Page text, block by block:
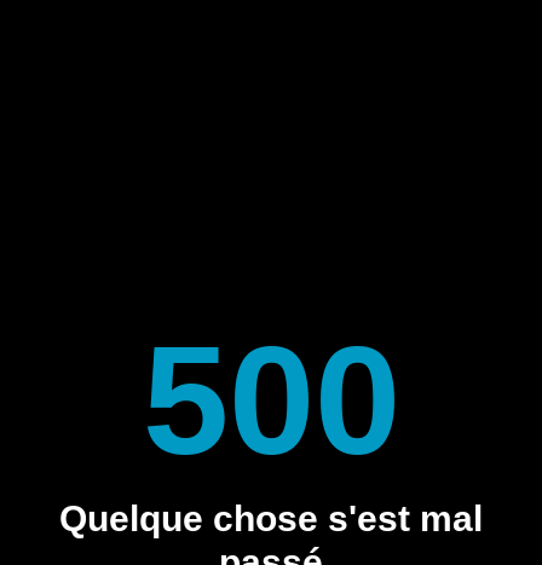
500
Quelque chose s'est mal